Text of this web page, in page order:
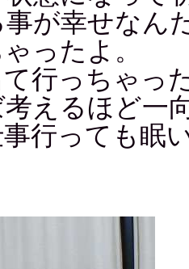
事が幸せなん
ったよ。
行っちゃっ
えるほど一
行っても眠